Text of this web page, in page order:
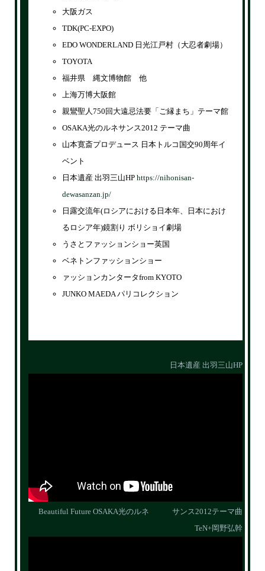
大阪ガス
TDK(PC-EXPO)
EDO WONDERLAND 日光江戸村（大忍者劇場）
TOYOTA
福井県 縄文博物館 他
上海万博大阪館
親鸞聖人750回大遠忌法要「ご縁まち」テーマ館
OSAKA光のルネサンス2012 テーマ曲
山本寛斎プロデュース 日本トルコ国交90周年イ
ベント
日本遺産 出羽三山HP https://nihonisan-
dewasanzan.jp/
日露交流年(ロシアにおける日本年、日本におけ
るロシア年)鏡割り ボリショイ劇場
うさとファッションショー英国
ベネトンファッションショー
ァッションカンタータfrom KYOTO
JUNKO MAEDA パリコレクション
日本遺産 出羽三山HP
Beautiful Future OSAKA光のルネ サンス2012テーマ曲
TeN+岡野弘幹